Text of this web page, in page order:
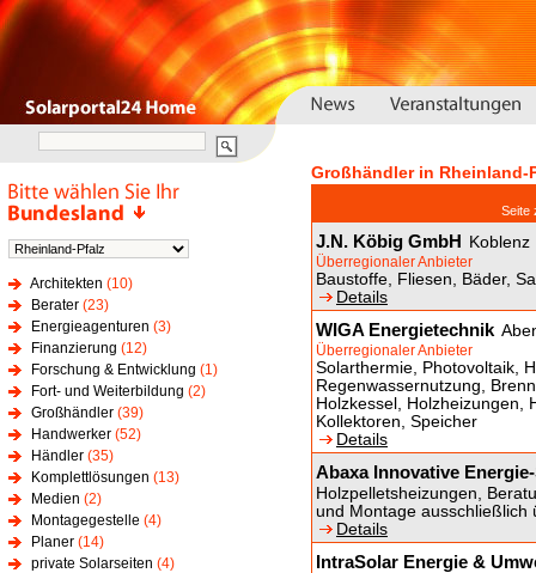
Architekten (10)
Berater (23)
Energieagenturen (3)
Finanzierung (12)
Forschung & Entwicklung (1)
Fort- und Weiterbildung (2)
Großhändler (39)
Handwerker (52)
Händler (35)
Komplettlösungen (13)
Medien (2)
Montagegestelle (4)
Planer (14)
private Solarseiten (4)
Großhändler in Rheinland-
J.N. Köbig GmbH Koblenz
Überregionaler Anbieter
Baustoffe, Fliesen, Bäder,
Details
WIGA Energietechnik
Überregionaler Anbieter
Solarthermie, Photovoltaik,
Regenwassernutzung,
Holzkessel, Holzheizungen,
Kollektoren, Speicher
Details
Abaxa Innovative
Holzpelletsheizungen,
und Montage ausschließlich
Details
IntraSolar Energie &